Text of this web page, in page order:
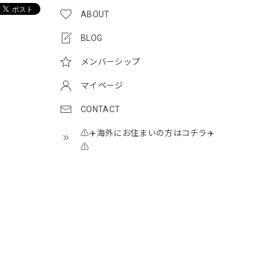
ABOUT
BLOG
メンバーシップ
マイページ
CONTACT
⚠️✈️海外にお住まいの方はコチラ✈️
⚠️